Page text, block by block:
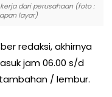
dari perusahaan (foto :
layar)
redaksi, akhirnya
jam 06.00 s/d
/ lembur.